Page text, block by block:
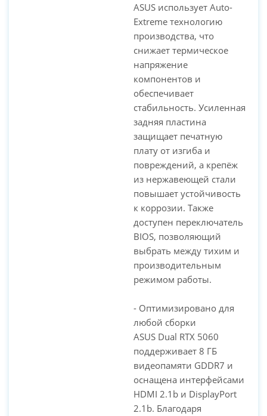
ASUS использует Auto-
Extreme технологию
производства, что
снижает термическое
напряжение
компонентов и
обеспечивает
стабильность. Усиленная
задняя пластина
защищает печатную
плату от изгиба и
повреждений, а крепёж
из нержавеющей стали
повышает устойчивость
к коррозии. Также
доступен переключатель
BIOS, позволяющий
выбрать между тихим и
производительным
режимом работы.
- Оптимизировано для
любой сборки
ASUS Dual RTX 5060
поддерживает 8 ГБ
видеопамяти GDDR7 и
оснащена интерфейсами
HDMI 2.1b и DisplayPort
2.1b. Благодаря